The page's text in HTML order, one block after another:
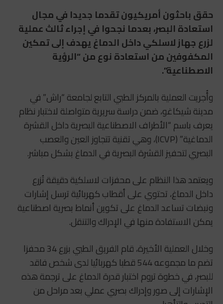
حقق باحثون أمريكيون تقدما جديدا في مجال
استعادة البصر، بعدما نجحوا في إجراء ثالث عملية
لزرع جهاز لاسلكي داخل الدماغ يهدف إلى تمكين
المكفوفين من استعادة نوع من “الرؤية
الاصطناعية”.
وأُجريت العملية بالمركز الطبي التابع لجامعة “راش” في
مدينة شيكاغو، ضمن دراسة سريرية متواصلة لاختبار نظام
يعرف باسم “الأطراف الاصطناعية البصرية داخل القشرة
الدماغية” (ICVP)، وهي تقنية تتجاوز العين والعصب
البصري لتحفيز القشرة البصرية في الدماغ بشكل مباشر.
ويعتمد هذا النظام على محفزات لاسلكية دقيقة تُزرع
داخل الدماغ، تحتوي على أقطاب كهربائية ترسل إشارات
ونبضات تساعد الدماغ على تكوين أنماط بصرية اصطناعية
يمكن الاستفادة منها في الإدراك والتنقل.
وخلال العملية الأخيرة، قام الفريق الطبي بزرع 34 محفزا
تضم ما مجموعه 544 قطبا كهربائيا لدى شخص فاقد
للبصر، في خطوة تروم اختبار قدرة الدماغ على ترجمة هذه
الإشارات إلى صور وإدراك بصري عملي بعد مراحل من